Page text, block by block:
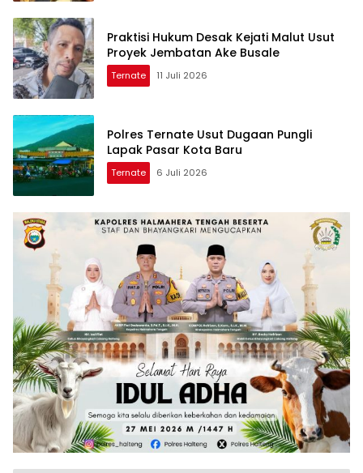
Praktisi Hukum Desak Kejati Malut Usut
Proyek Jembatan Ake Busale
Ternate 11 Juli 2026
Polres Ternate Usut Dugaan Pungli
Lapak Pasar Kota Baru
Ternate 6 Juli 2026